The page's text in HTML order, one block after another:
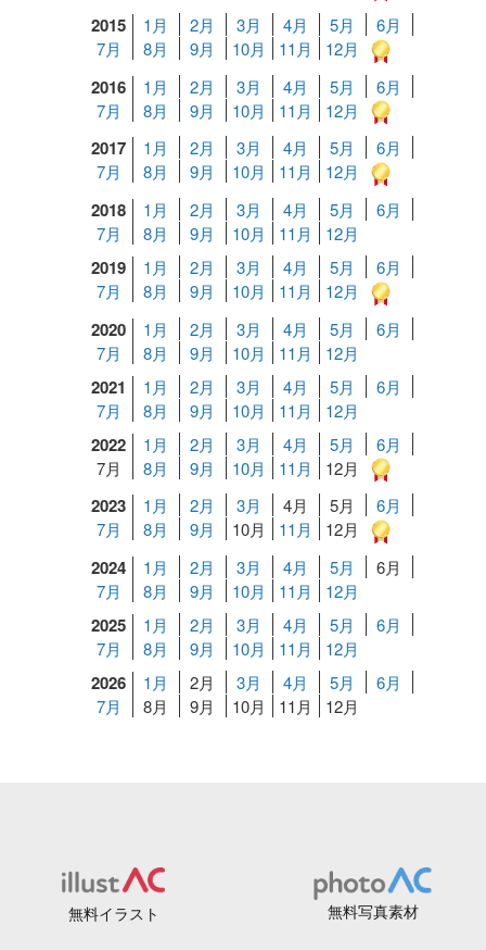
2015 1月 2月 3月 4月 5月
6月
7月
8月 9月 10月 11月 12月
2016 1月 2月 3月 4月 5月
6月
7月
8月 9月 10月 11月 12月
2017 1月 2月 3月 4月 5月
6月
7月
8月 9月 10月 11月 12月
2018 1月 2月 3月 4月 5月
6月
7月
8月 9月 10月 11月 12月
2019 1月 2月 3月 4月 5月
6月
7月
8月 9月 10月 11月 12月
2020 1月 2月 3月 4月 5月
6月
7月
8月 9月 10月 11月 12月
2021 1月 2月 3月 4月 5月
6月
7月
8月 9月 10月 11月 12月
2022 1月 2月 3月 4月 5月
6月
7月
8月 9月 10月 11月 12月
2023 1月 2月 3月 4月 5月
6月
7月
8月 9月 10月 11月 12月
2024 1月 2月 3月 4月 5月
6月
7月
8月 9月 10月 11月 12月
2025 1月 2月 3月 4月 5月
6月
7月
8月 9月 10月 11月 12月
2026 1月 2月 3月 4月 5月
6月
7月
8月 9月 10月 11月 12月
無料イラスト 無料写真素材